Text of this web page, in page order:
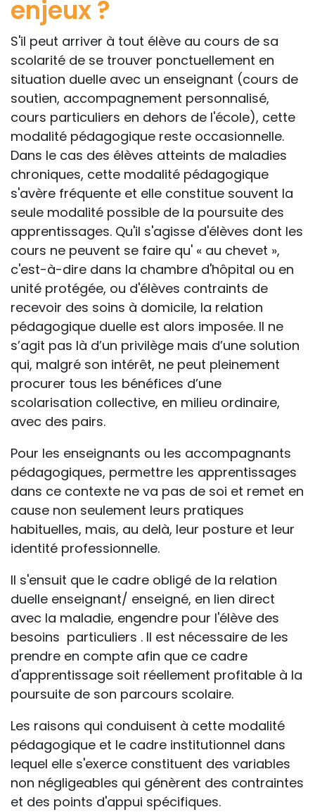
enjeux ?
S'il peut arriver à tout élève au cours de sa
scolarité de se trouver ponctuellement en
situation duelle avec un enseignant (cours de
soutien, accompagnement personnalisé,
cours particuliers en dehors de l'école), cette
modalité pédagogique reste occasionnelle.
Dans le cas des élèves atteints de maladies
chroniques, cette modalité pédagogique
s'avère fréquente et elle constitue souvent la
seule modalité possible de la poursuite des
apprentissages. Qu'il s'agisse d'élèves dont les
cours ne peuvent se faire qu' « au chevet »,
c'est-à-dire dans la chambre d'hôpital ou en
unité protégée, ou d'élèves contraints de
recevoir des soins à domicile, la relation
pédagogique duelle est alors imposée. Il ne
s’agit pas là d’un privilège mais d’une solution
qui, malgré son intérêt, ne peut pleinement
procurer tous les bénéfices d’une
scolarisation collective, en milieu ordinaire,
avec des pairs.
Pour les enseignants ou les accompagnants
pédagogiques, permettre les apprentissages
dans ce contexte ne va pas de soi et remet en
cause non seulement leurs pratiques
habituelles, mais, au delà, leur posture et leur
identité professionnelle.
Il s'ensuit que le cadre obligé de la relation
duelle enseignant/ enseigné, en lien direct
avec la maladie, engendre pour l'élève des
besoins particuliers . Il est nécessaire de les
prendre en compte afin que ce cadre
d'apprentissage soit réellement profitable à la
poursuite de son parcours scolaire.
Les raisons qui conduisent à cette modalité
pédagogique et le cadre institutionnel dans
lequel elle s'exerce constituent des variables
non négligeables qui génèrent des contraintes
et des points d'appui spécifiques.